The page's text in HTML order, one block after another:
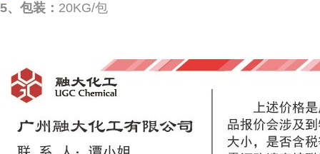
5、包装： 20KG/包